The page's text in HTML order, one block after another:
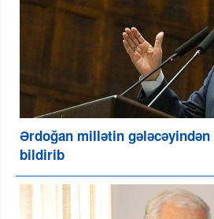
Ərdoğan millətin
bildirib